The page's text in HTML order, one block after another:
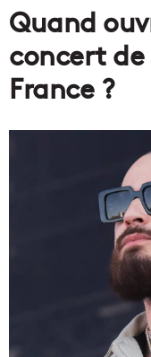
Quand
concert de
France ?